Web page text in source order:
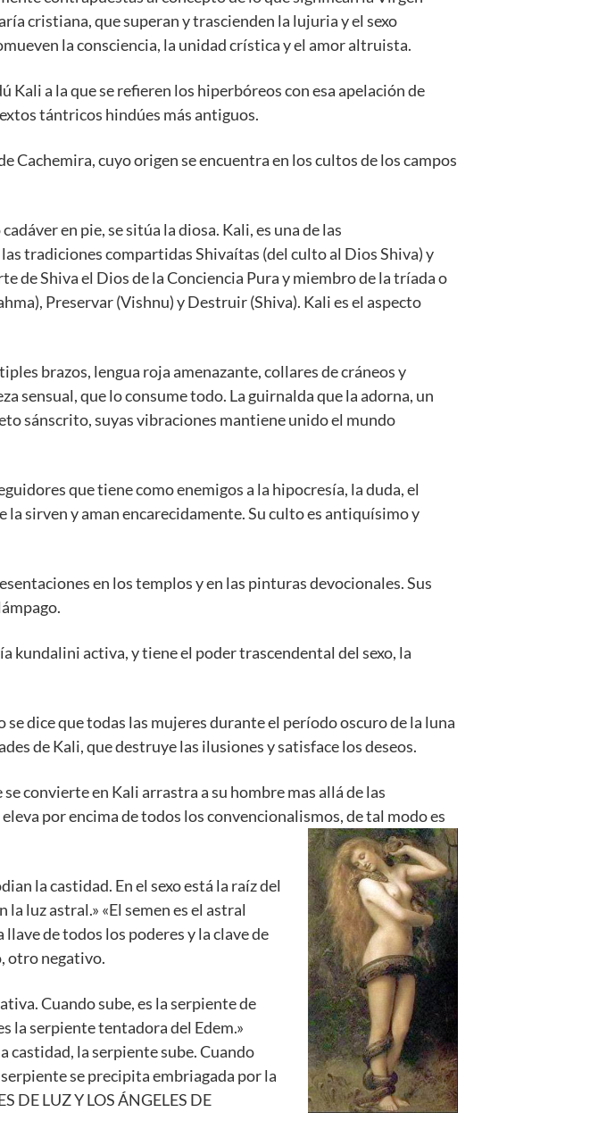
cristiana, que superan y trascienden la lujuria y el sexo
la consciencia, la unidad crística y el amor altruista.
a la que se refieren los hiperbóreos con esa apelación de
tántricos hindúes más antiguos.
Cachemira, cuyo origen se encuentra en los cultos de los campos
en pie, se sitúa la diosa. Kali, es una de las
tradiciones compartidas Shivaítas (del culto al Dios Shiva) y
de Shiva el Dios de la Conciencia Pura y miembro de la tríada o
Preservar (Vishnu) y Destruir (Shiva). Kali es el aspecto
brazos, lengua roja amenazante, collares de cráneos y
sensual, que lo consume todo. La guirnalda que la adorna, un
sánscrito, suyas vibraciones mantiene unido el mundo
que tiene como enemigos a la hipocresía, la duda, el
la sirven y aman encarecidamente. Su culto es antiquísimo y
en los templos y en las pinturas devocionales. Sus
kundalini activa, y tiene el poder trascendental del sexo, la
dice que todas las mujeres durante el período oscuro de la luna
de Kali, que destruye las ilusiones y satisface los deseos.
convierte en Kali arrastra a su hombre mas allá de las
por encima de todos los convencionalismos, de tal modo es
la castidad. En el sexo está la raíz del
luz astral.» «El semen es el astral
de todos los poderes y la clave de
otro negativo.
Cuando sube, es la serpiente de
la serpiente tentadora del Edem.»
castidad, la serpiente sube. Cuando
se precipita embriagada por la
DE LUZ Y LOS ÁNGELES DE